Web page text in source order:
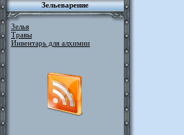
Зельеварение
Зелья
Травы
Инвентарь для алхимии